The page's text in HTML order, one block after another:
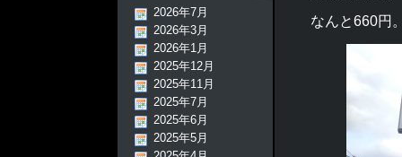
なんと660円
2026年7月
2026年3月
2026年1月
2025年12月
2025年11月
2025年7月
2025年6月
2025年5月